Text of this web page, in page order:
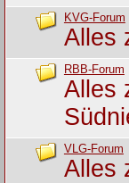
KVG-Forum
Alles
RBB-Forum
Alles
VLG-Forum
Alles